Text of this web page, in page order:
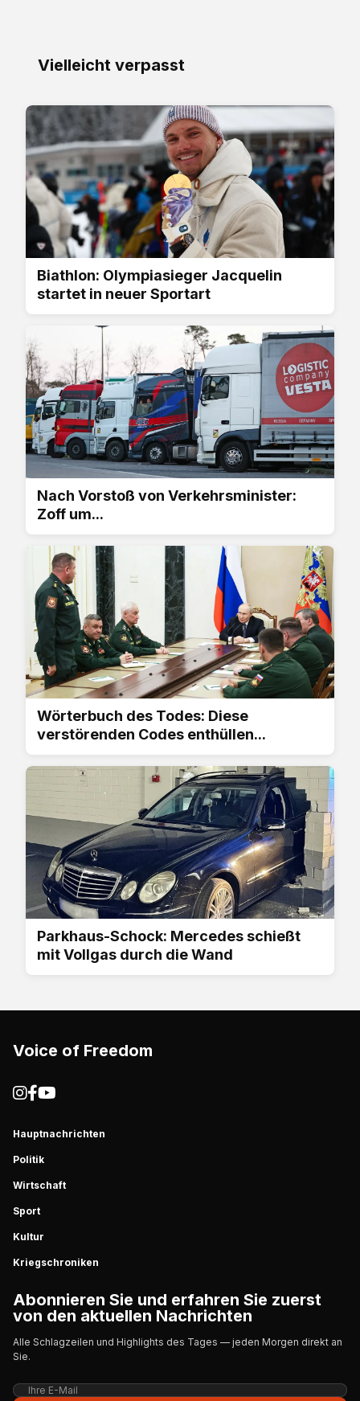
Vielleicht verpasst
Biathlon: Olympiasieger Jacquelin
startet in neuer Sportart
Nach Vorstoß von Verkehrsminister:
Zoff um...
Wörterbuch des Todes: Diese
verstörenden Codes enthüllen...
Parkhaus-Schock: Mercedes schießt
mit Vollgas durch die Wand
Voice of Freedom
Hauptnachrichten
Politik
Wirtschaft
Sport
Kultur
Kriegschroniken
Abonnieren Sie und erfahren Sie zuerst
von den aktuellen Nachrichten
Alle Schlagzeilen und Highlights des Tages — jeden Morgen direkt an
Sie.